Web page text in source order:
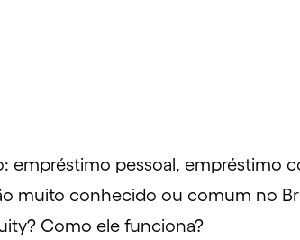
empréstimo pessoal, empréstimo
muito conhecido ou comum no
Como ele funciona?